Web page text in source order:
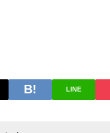
LINE